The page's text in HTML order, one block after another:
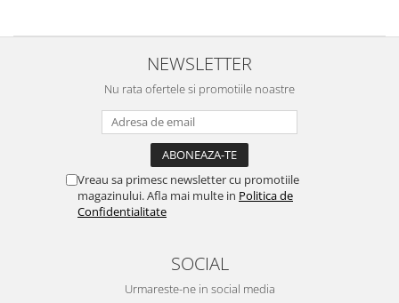
NEWSLETTER
Nu rata ofertele si promotiile noastre
Vreau sa primesc newsletter cu promotiile
magazinului. Afla mai multe in Politica de
Confidentialitate
SOCIAL
Urmareste-ne in social media